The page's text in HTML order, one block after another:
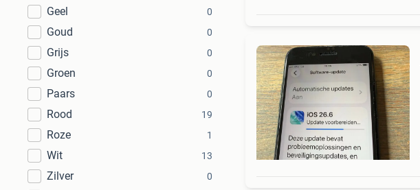
Geel 0
Goud 0
Grijs 0
Groen 0
Paars 0
Rood 19
Roze 1
Wit 13
Zilver 0